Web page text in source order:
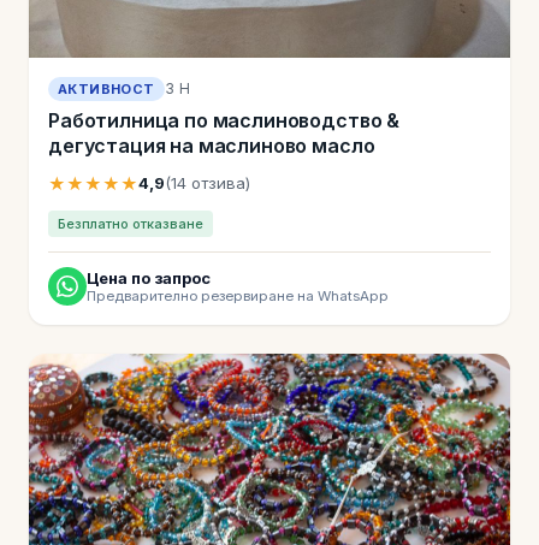
АКТИВНОСТ 3 H
Работилница по маслиноводство &
дегустация на маслиново масло
★★★★★4,9(14 отзива)
Безплатно отказване
Цена по запрос
Предварително резервиране на WhatsApp